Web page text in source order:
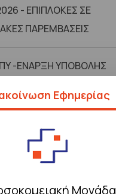
Εφημερίας
Μονάδα
- ΕΠΙΠΛΟΚΕΣ ΣΕ
ΠΑΡΕΜΒΑΣΕΙΣ
-ΕΝΑΡΞΗ ΥΠΟΒΟΛΗΣ
ΣΤΙΣ 9-9-2026